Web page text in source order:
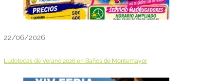
22/06/2026
Ludotecas de Verano 2026 en Baños de Montemayor